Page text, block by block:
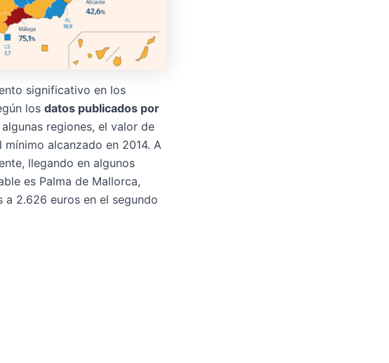
significativo en los
los datos publicados por
regiones, el valor de
alcanzado en 2014. A
llegando en algunos
es Palma de Mallorca,
2.626 euros en el segundo